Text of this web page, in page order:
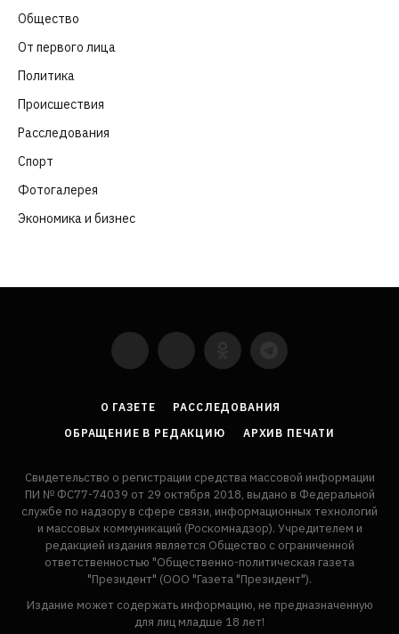
Общество
От первого лица
Политика
Происшествия
Расследования
Спорт
Фотогалерея
Экономика и бизнес
YouTubeVKontakte
LinkedInFlickr
О ГАЗЕТЕ
РАССЛЕДОВАНИЯ
ОБРАЩЕНИЕ В РЕДАКЦИЮ
АРХИВ ПЕЧАТИ
Свидетельство о регистрации средства массовой информации
ПИ № ФС77-74039 от 29 октября 2018, выдано в Федеральной
службе по надзору в сфере связи, информационных технологий
и массовых коммуникаций (Роскомнадзор). Учредителем и
редакцией издания является Общество с ограниченной
ответственностью "Общественно-политическая газета
"Президент" (ООО "Газета "Президент").
Издание может содержать информацию, не предназначенную
для лиц младше 18 лет!